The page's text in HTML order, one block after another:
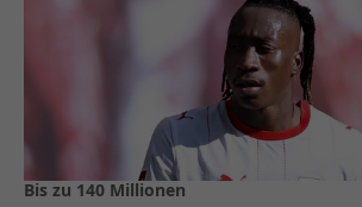
Bis zu 140 Millionen